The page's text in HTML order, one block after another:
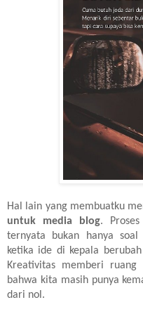
Hal lain yang membuatku
untuk media blog.
ternyata bukan hanya soal
ketika ide di kepala
Kreativitas memberi ruang
bahwa kita masih punya
dari nol.